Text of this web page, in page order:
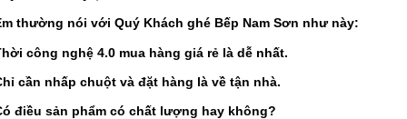
thường nói với Quý Khách ghé Bếp Nam Sơn như này:
công nghệ 4.0 mua hàng giá rẻ là dễ nhất.
cần nhấp chuột và đặt hàng là về tận nhà.
điều sản phẩm có chất lượng hay không?